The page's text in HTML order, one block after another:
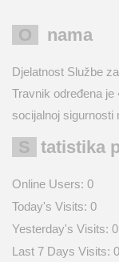
O nama
Djelatnost Službe
Travnik određena
socijalnoj sigurnosti
Statistika
Online Users: 0
Today's Visits: 0
Yesterday's Visits: 0
Last 7 Days Visits: 0